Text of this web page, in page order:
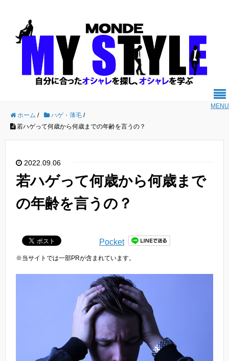
MENU
ホーム / ハゲ・薄毛 /
若ハゲって何歳から何歳までの年齢を言うの？
2022.09.06
若ハゲって何歳から何歳まで
の年齢を言うの？
Pocket
※当サイトでは一部PRが含まれています。